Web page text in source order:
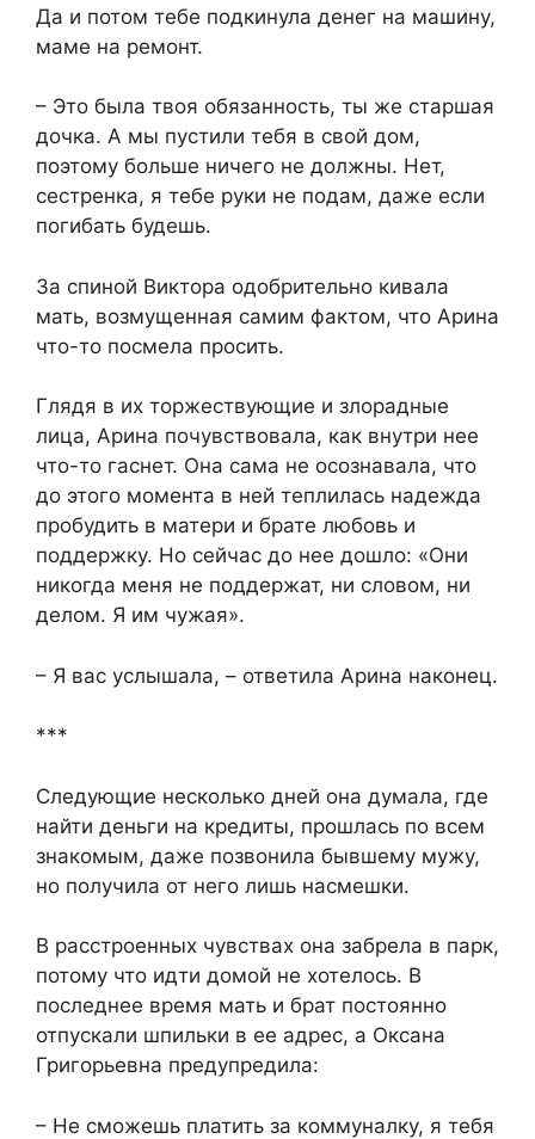
Да и потом тебе подкинула денег на машину,
маме на ремонт.
– Это была твоя обязанность, ты же старшая
дочка. А мы пустили тебя в свой дом,
поэтому больше ничего не должны. Нет,
сестренка, я тебе руки не подам, даже если
погибать будешь.
За спиной Виктора одобрительно кивала
мать, возмущенная самим фактом, что Арина
что-то посмела просить.
Глядя в их торжествующие и злорадные
лица, Арина почувствовала, как внутри нее
что-то гаснет. Она сама не осознавала, что
до этого момента в ней теплилась надежда
пробудить в матери и брате любовь и
поддержку. Но сейчас до нее дошло: «Они
никогда меня не поддержат, ни словом, ни
делом. Я им чужая».
– Я вас услышала, – ответила Арина наконец.
***
Следующие несколько дней она думала, где
найти деньги на кредиты, прошлась по всем
знакомым, даже позвонила бывшему мужу,
но получила от него лишь насмешки.
В расстроенных чувствах она забрела в парк,
потому что идти домой не хотелось. В
последнее время мать и брат постоянно
отпускали шпильки в ее адрес, а Оксана
Григорьевна предупредила:
– Не сможешь платить за коммуналку, я тебя